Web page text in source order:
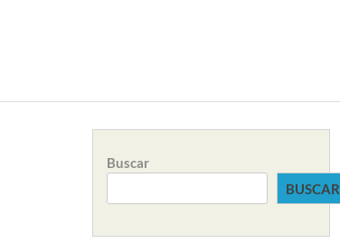
Buscar
BUSCAR